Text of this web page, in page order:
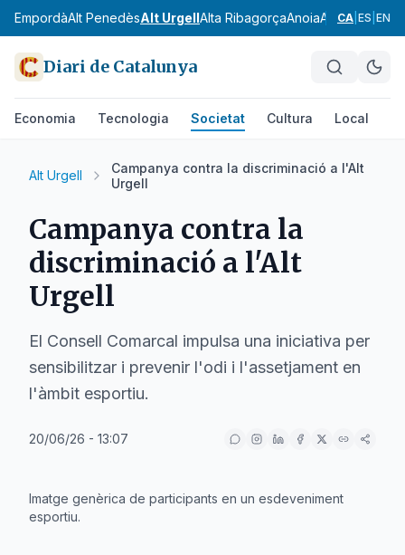
EmpordàAlt PenedèsAlt UrgellAlta RibagorçaAnoiaAranBages
CA ES EN
Diari de Catalunya
Economia Tecnologia Societat Cultura Local
Alt Urgell
Campanya contra la discriminació a l'Alt
Urgell
Campanya contra la
discriminació a l'Alt
Urgell
El Consell Comarcal impulsa una iniciativa per
sensibilitzar i prevenir l'odi i l'assetjament en
l'àmbit esportiu.
20/06/26 - 13:07
Imatge genèrica de participants en un esdeveniment
esportiu.